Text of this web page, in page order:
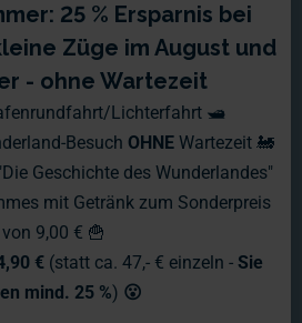
- Sonntag,
hatten, ist war geworden: Wie
Fast ein Jahr hat der Rekord
vergangenen Sonntag ein
der Rekord aufgestockt. Ein
Waggons fuhr im Elbe-Einkaufs-
- 167 Meter weiter als unser Zug
25 % Ersparnis bei
Züge im August und
- ohne Wartezeit
Lichterfahrt 🛥️
Besuch OHNE Wartezeit 🚂
Geschichte des Wunderlandes"
mit Getränk zum Sonderpreis
von 9,00 € 🍟
€ (statt ca. 47,- € einzeln - Sie
mind. 25 %) 😮